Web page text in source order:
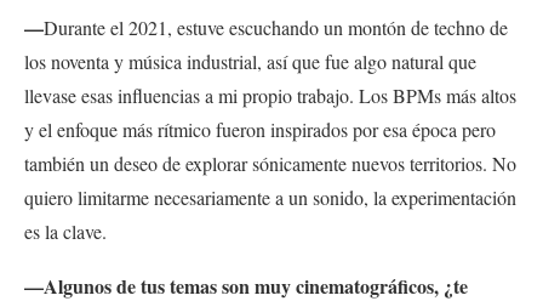
—Durante el 2021, estuve escuchando un montón de techno de
los noventa y música industrial, así que fue algo natural que
llevase esas influencias a mi propio trabajo. Los BPMs más altos
y el enfoque más rítmico fueron inspirados por esa época pero
también un deseo de explorar sónicamente nuevos territorios. No
quiero limitarme necesariamente a un sonido, la experimentación
es la clave.
—Algunos de tus temas son muy cinematográficos, ¿te